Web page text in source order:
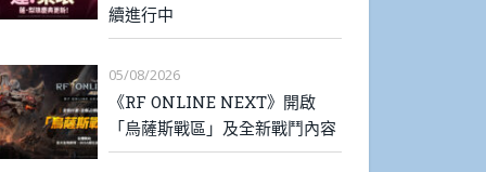
續進行中
05/08/2026
《RF ONLINE NEXT》開啟
「烏薩斯戰區」及全新戰鬥內容